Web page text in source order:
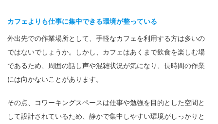
カフェよりも仕事に集中できる環境が整っている
外出先での作業場所として、手軽なカフェを利用する方は多いの
ではないでしょうか。しかし、カフェはあくまで飲食を楽しむ場
であるため、周囲の話し声や混雑状況が気になり、長時間の作業
には向かないことがあります。
その点、コワーキングスペースは仕事や勉強を目的とした空間と
して設計されているため、静かで集中しやすい環境がしっかりと